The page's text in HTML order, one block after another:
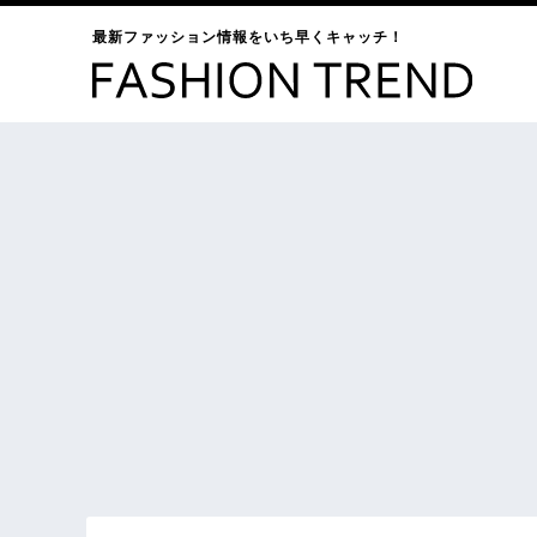
最新ファッション情報をいち早くキャッチ！